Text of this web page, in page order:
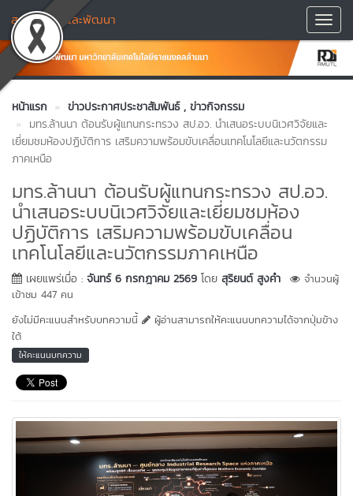
สถาบันวิจัยและพัฒนา
หน้าแรก ข่าวประกาศประชาสัมพันธ์ , ข่าวกิจกรรม
มทร.ล้านนา ต้อนรับผู้แทนกระทรวง สป.อว. นำเสนอระบบนิเวศวิจัยและ
เยี่ยมชมห้องปฏิบัติการ เสริมความพร้อมขับเคลื่อนเทคโนโลยีและนวัตกรรม
ภาคเหนือ
มทร.ล้านนา ต้อนรับผู้แทนกระทรวง สป.อว.
นำเสนอระบบนิเวศวิจัยและเยี่ยมชมห้อง
ปฏิบัติการ เสริมความพร้อมขับเคลื่อน
เทคโนโลยีและนวัตกรรมภาคเหนือ
เผยแพร่เมื่อ : จันทร์ 6 กรกฎาคม 2569 โดย สุริยนต์ สูงคำ
จำนวนผู้
เข้าชม 447 คน
ยังไม่มีคะแนนสำหรับบทความนี้
ผู้อ่านสามารถให้คะแนนบทความได้จากปุ่มข้าง
ใต้
ให้คะแนนบทความ